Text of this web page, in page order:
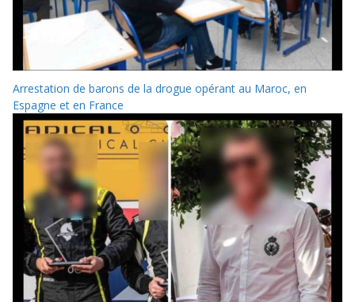
Arrestation de barons de la drogue opérant au Maroc, en
Espagne et en France